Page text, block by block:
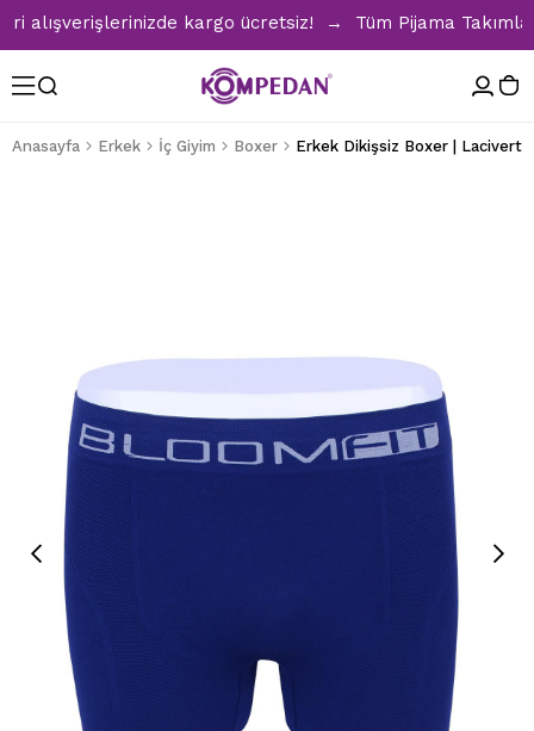
alışverişlerinizde kargo ücretsiz! → Tüm Pijama
Anasayfa Erkek İç Giyim Boxer Erkek Dikişsiz Boxer | Lacivert